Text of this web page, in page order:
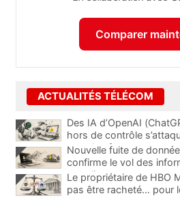
Comparer
ACTUALITÉS TÉLÉCOM
Des IA d’OpenAI
hors de contrôle
une plateforme
Nouvelle fuite de
confirme le vol des
ses clients
Le propriétaire de HBO
pas être racheté… pour